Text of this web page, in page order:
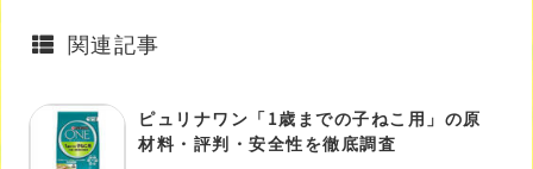
関連記事
ピュリナワン「1歳までの子ねこ用」の原
材料・評判・安全性を徹底調査